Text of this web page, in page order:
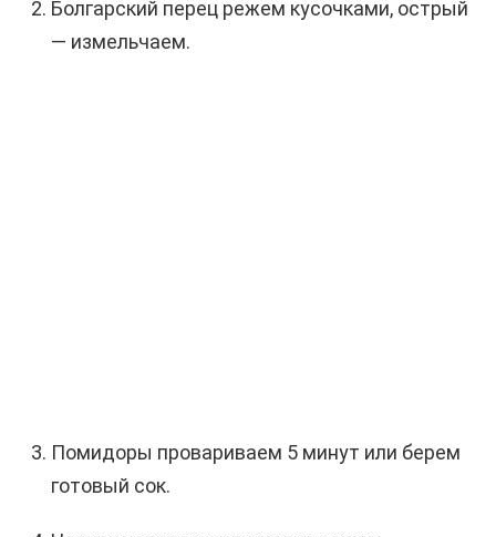
Болгарский перец режем кусочками, острый
— измельчаем.
Помидоры провариваем 5 минут или берем
готовый сок.